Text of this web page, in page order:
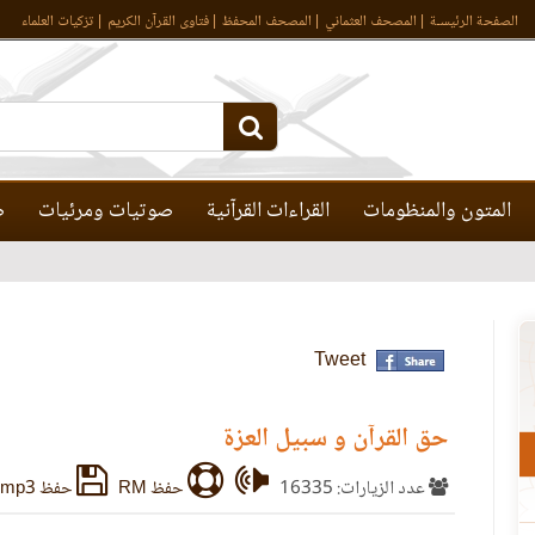
الصفحة الرئيسـة المصحف العثماني المصحف المحفظ فتاوى القرآن الكريم تزكيات العلماء
المتون والمنظومات القراءات القرآنية صوتيات ومرئيات
Tweet
حق القرآن و سبيل العزة
عدد الزيارات: 16335 حفظ RM حفظ mp3